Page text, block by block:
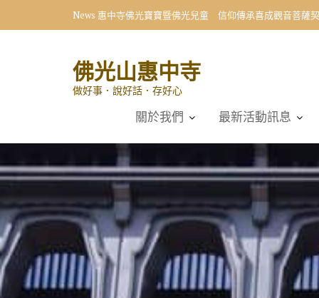
News 惠中寺佛光寶寶暨佛光兒童 信仰傳承喜成觀音菩薩
佛光山惠中寺
做好事．說好話．存好心
關於我們 最新活動訊息